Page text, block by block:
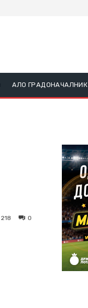
АЛО ГРАДОНАЧАЛНИК
0
218